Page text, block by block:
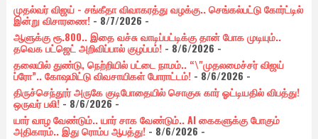
முதல்வர் விஜய் - சங்கீதா விவாகரத்து வழக்கு.. செங்கல்பட்டு கோர்ட்டில்
இன்று விசாரணை!- 8/7/2026 -
ஆளுக்கு ரூ.800.. இதை வச்சு வாடிப்பட்டிக்கு தான் போக முடியும்..
தவெக பட்ஜெட் அறிவிப்பால் குழப்பம்!- 8/6/2026 -
தலையில் துண்டு, நெற்றியில் பட்டை நாமம்.. “\"முதலமைச்சர் விஜய்
ப்ரோ”.. கோஷமிட்டு விவசாயிகள் போராட்டம்!- 8/6/2026 -
திருச்செந்தூர் அருகே குடிபோதையில் சொகுசு கார் ஓட்டியதில் விபத்து!
ஒருவர் பலி!- 8/6/2026-
யார் வாழ வேண்டும்.. யார் சாக வேண்டும்.. AI கைகளுக்கு போகும்
அதிகாரம்.. இது ரொம்ப ஆபத்து!- 8/6/2026 -